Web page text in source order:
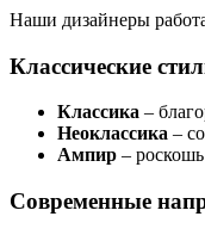
Наши дизайнеры
Классические
Классика –
Неоклассика –
Ампир –
Современные